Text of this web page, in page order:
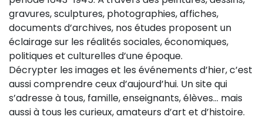
gravures, sculptures, photographies, affiches,
documents d’archives, nos études proposent un
éclairage sur les réalités sociales, économiques,
politiques et culturelles d’une époque.
Décrypter les images et les événements d’hier, c’est
aussi comprendre ceux d’aujourd’hui. Un site qui
s’adresse à tous, famille, enseignants, élèves… mais
aussi à tous les curieux, amateurs d’art et d’histoire.